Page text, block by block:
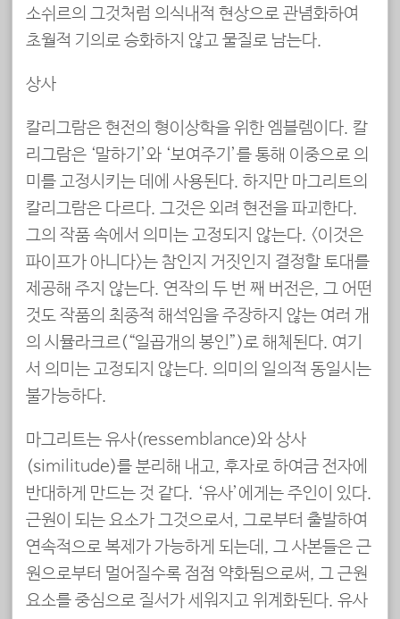
소쉬르의 그것처럼 의식내적 현상으로 관념화하여
초월적 기의로 승화하지 않고 물질로 남는다.
상사
칼리그람은 현전의 형이상학을 위한 엠블렘이다. 칼
리그람은 ‘말하기’와 ‘보여주기’를 통해 이중으로 의
미를 고정시키는 데에 사용된다. 하지만 마그리트의
칼리그람은 다르다. 그것은 외려 현전을 파괴한다.
그의 작품 속에서 의미는 고정되지 않는다. <이것은
파이프가 아니다>는 참인지 거짓인지 결정할 토대를
제공해 주지 않는다. 연작의 두 번 째 버전은, 그 어떤
것도 작품의 최종적 해석임을 주장하지 않는 여러 개
의 시뮬라크르(“일곱개의 봉인”)로 해체된다. 여기
서 의미는 고정되지 않는다. 의미의 일의적 동일시는
불가능하다.
마그리트는 유사(ressemblance)와 상사
(similitude)를 분리해 내고, 후자로 하여금 전자에
반대하게 만드는 것 같다. ‘유사’에게는 주인이 있다.
근원이 되는 요소가 그것으로서, 그로부터 출발하여
연속적으로 복제가 가능하게 되는데, 그 사본들은 근
원으로부터 멀어질수록 점점 약화됨으로써, 그 근원
요소를 중심으로 질서가 세워지고 위계화된다. 유사